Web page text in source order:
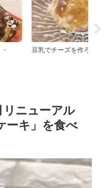
ーズを作ろう♪
リニューアル
ーキ」を食べ